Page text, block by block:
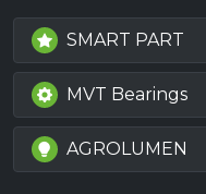
SMART PART
MVT Bearings
AGROLUMEN